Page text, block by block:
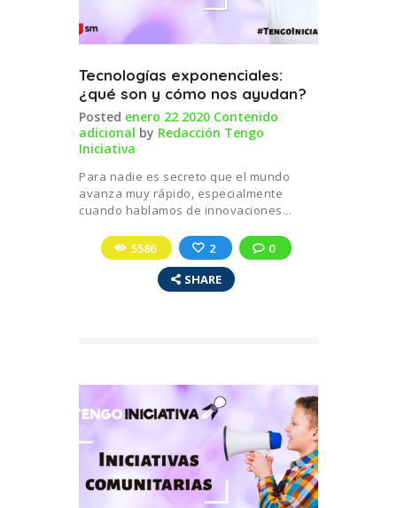
Tecnologías exponenciales:
¿qué son y cómo nos ayudan?
Posted enero 22 2020 Contenido
adicional by Redacción Tengo
Iniciativa
Para nadie es secreto que el mundo
avanza muy rápido, especialmente
cuando hablamos de innovaciones...
5586 2
0
SHARE